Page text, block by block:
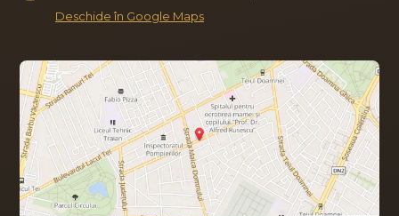
Deschide în Google Maps